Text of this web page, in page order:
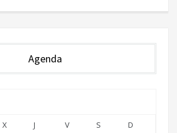
Agenda
X J V S
D